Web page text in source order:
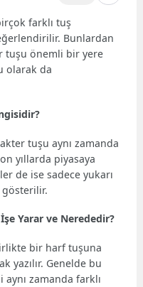
farklı tuş
Bunlardan
tuşu önemli bir yere
olarak da
tuşu aynı zamanda
yıllarda piyasaya
de ise sadece yukarı
Yarar ve Nerededir?
bir harf tuşuna
yazılır. Genelde bu
zamanda farklı